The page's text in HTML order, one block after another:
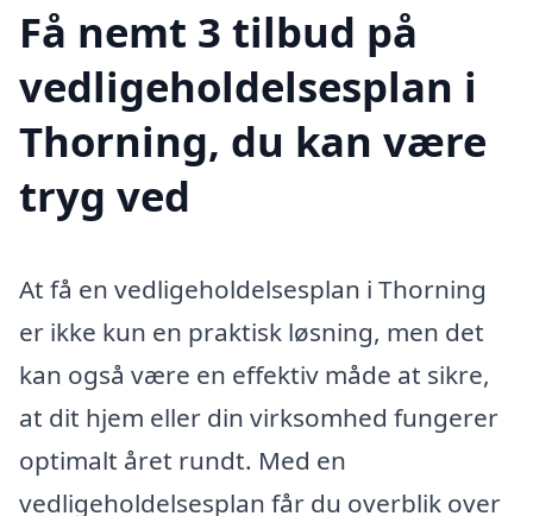
Få nemt 3 tilbud på
vedligeholdelsesplan i
Thorning, du kan være
tryg ved
At få en vedligeholdelsesplan i Thorning
er ikke kun en praktisk løsning, men det
kan også være en effektiv måde at sikre,
at dit hjem eller din virksomhed fungerer
optimalt året rundt. Med en
vedligeholdelsesplan får du overblik over